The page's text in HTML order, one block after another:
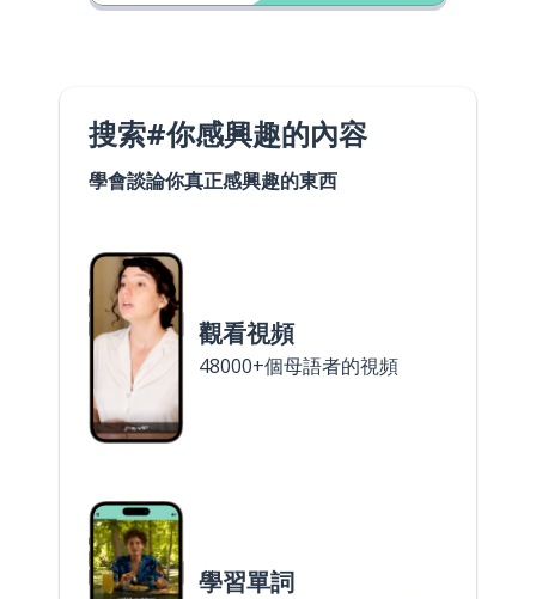
搜索#你感興趣的內容
學會談論你真正感興趣的東西
觀看視頻
48000+個母語者的視頻
學習單詞